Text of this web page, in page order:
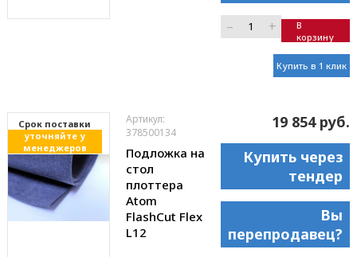
– +
В
корзину
Купить в 1 клик
Cрок поставки
уточняйте у
менеджеров
Артикул:
378500134
Подложка на
стол
плоттера
Atom
FlashCut Flex
L12
19 854 руб.
Купить через
тендер
Вы
перепродавец?